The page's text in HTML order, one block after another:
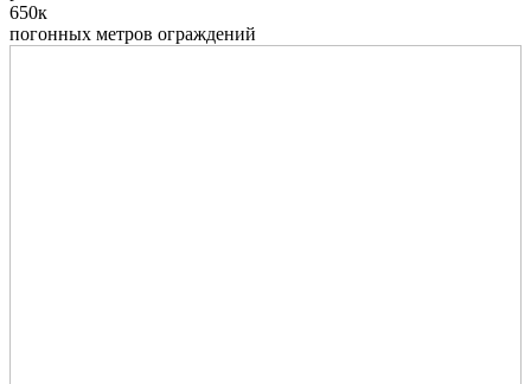
650к
погонных метров ограждений